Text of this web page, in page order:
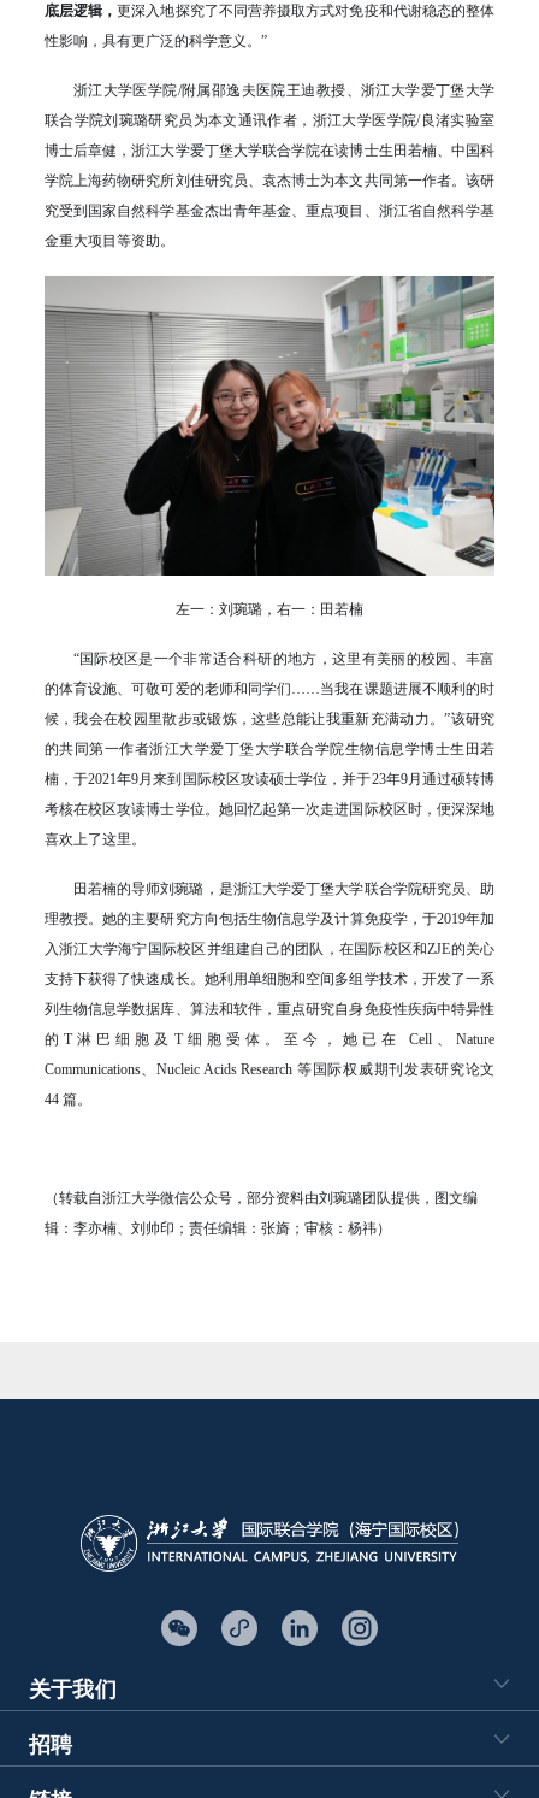
底层逻辑，更深入地探究了不同营养摄取方式对免疫和代谢稳态的整体
性影响，具有更广泛的科学意义。”
浙江大学医学院/附属邵逸夫医院王迪教授、浙江大学爱丁堡大学
联合学院刘琬璐研究员为本文通讯作者，浙江大学医学院/良渚实验室
博士后章健，浙江大学爱丁堡大学联合学院在读博士生田若楠、中国科
学院上海药物研究所刘佳研究员、袁杰博士为本文共同第一作者。该研
究受到国家自然科学基金杰出青年基金、重点项目、浙江省自然科学基
金重大项目等资助。
左一：刘琬璐，右一：田若楠
“国际校区是一个非常适合科研的地方，这里有美丽的校园、丰富
的体育设施、可敬可爱的老师和同学们……当我在课题进展不顺利的时
候，我会在校园里散步或锻炼，这些总能让我重新充满动力。”该研究
的共同第一作者浙江大学爱丁堡大学联合学院生物信息学博士生田若
楠，于2021年9月来到国际校区攻读硕士学位，并于23年9月通过硕转博
考核在校区攻读博士学位。她回忆起第一次走进国际校区时，便深深地
喜欢上了这里。
田若楠的导师刘琬璐，是浙江大学爱丁堡大学联合学院研究员、助
理教授。她的主要研究方向包括生物信息学及计算免疫学，于2019年加
入浙江大学海宁国际校区并组建自己的团队，在国际校区和ZJE的关心
支持下获得了快速成长。她利用单细胞和空间多组学技术，开发了一系
列生物信息学数据库、算法和软件，重点研究自身免疫性疾病中特异性
的T淋巴细胞及T细胞受体。至今，她已在 Cell、Nature
Communications、Nucleic Acids Research 等国际权威期刊发表研究论文
44 篇。
（转载自浙江大学微信公众号，部分资料由刘琬璐团队提供，图文编
辑：李亦楠、刘帅印；责任编辑：张旖；审核：杨祎）
关于我们
招聘